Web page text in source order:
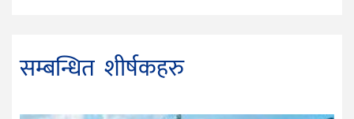
सम्बन्धित शीर्षकहरु